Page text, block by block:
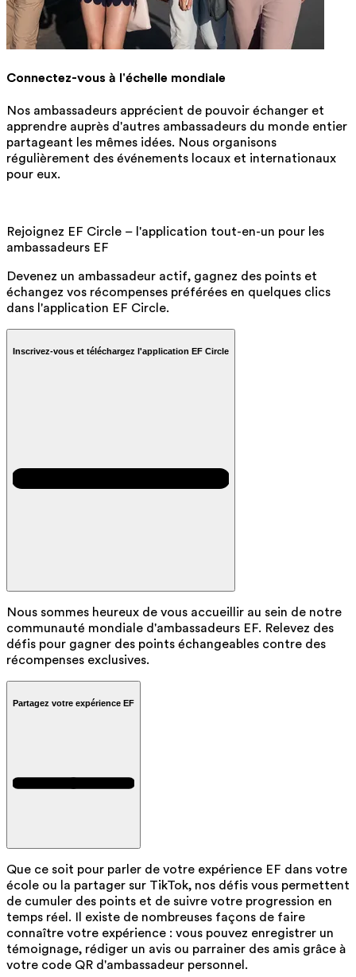
Connectez-vous à l'échelle mondiale
Nos ambassadeurs apprécient de pouvoir échanger et
apprendre auprès d'autres ambassadeurs du monde entier
partageant les mêmes idées. Nous organisons
régulièrement des événements locaux et internationaux
pour eux.
Rejoignez EF Circle – l'application tout-en-un pour les
ambassadeurs EF
Devenez un ambassadeur actif, gagnez des points et
échangez vos récompenses préférées en quelques clics
dans l'application EF Circle.
Inscrivez-vous et téléchargez l'application EF Circle
Nous sommes heureux de vous accueillir au sein de notre
communauté mondiale d'ambassadeurs EF. Relevez des
défis pour gagner des points échangeables contre des
récompenses exclusives.
Partagez votre expérience EF
Que ce soit pour parler de votre expérience EF dans votre
école ou la partager sur TikTok, nos défis vous permettent
de cumuler des points et de suivre votre progression en
temps réel. Il existe de nombreuses façons de faire
connaître votre expérience : vous pouvez enregistrer un
témoignage, rédiger un avis ou parrainer des amis grâce à
votre code QR d'ambassadeur personnel.